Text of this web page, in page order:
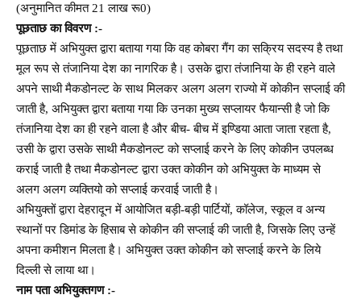
(अनुमानित कीमत 21 लाख रू0)
पूछताछ का विवरण :-
पूछताछ में अभियुक्त द्वारा बताया गया कि वह कोबरा गैंग का सक्रिय सदस्य है तथा
मूल रूप से तंजानिया देश का नागरिक है। उसके द्वारा तंजानिया के ही रहने वाले
अपने साथी मैकडोनल्ट के साथ मिलकर अलग अलग राज्यो में कोकीन सप्लाई की
जाती है, अभियुक्त द्वारा बताया गया कि उनका मुख्य सप्लायर फैयान्सी है जो कि
तंजानिया देश का ही रहने वाला है और बीच- बीच में इण्डिया आता जाता रहता है,
उसी के द्वारा उसके साथी मैकडोनल्ट को सप्लाई करने के लिए कोकीन उपलब्ध
कराई जाती है तथा मैकडोनल्ट द्वारा उक्त कोकीन को अभियुक्त के माध्यम से
अलग अलग व्यक्तियो को सप्लाई करवाई जाती है।
अभियुक्तों द्वारा देहरादून में आयोजित बड़ी-बड़ी पार्टियों, कॉलेज, स्कूल व अन्य
स्थानों पर डिमांड के हिसाब से कोकीन की सप्लाई की जाती है, जिसके लिए उन्हें
अपना कमीशन मिलता है। अभियुक्त उक्त कोकीन को सप्लाई करने के लिये
दिल्ली से लाया था।
नाम पता अभियुक्तगण :-